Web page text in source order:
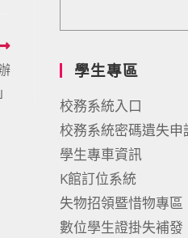
學生專區
校務系統入口
校務系統密碼遺失申
學生專車資訊
K館訂位系統
失物招領暨惜物專區
數位學生證掛失補發